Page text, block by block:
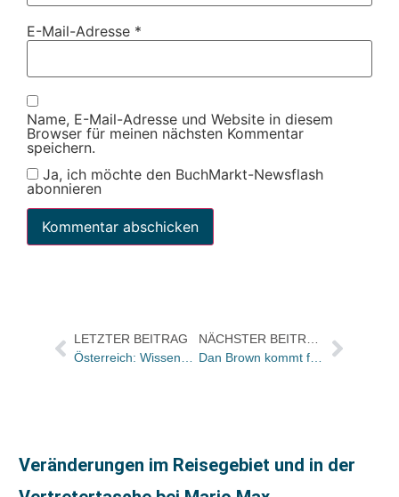
E-Mail-Adresse *
Name, E-Mail-Adresse und Website in diesem
Browser für meinen nächsten Kommentar
speichern.
Ja, ich möchte den BuchMarkt-Newsflash
abonnieren
LETZTER BEITRAG
Veränderungen im Reisegebiet und in der